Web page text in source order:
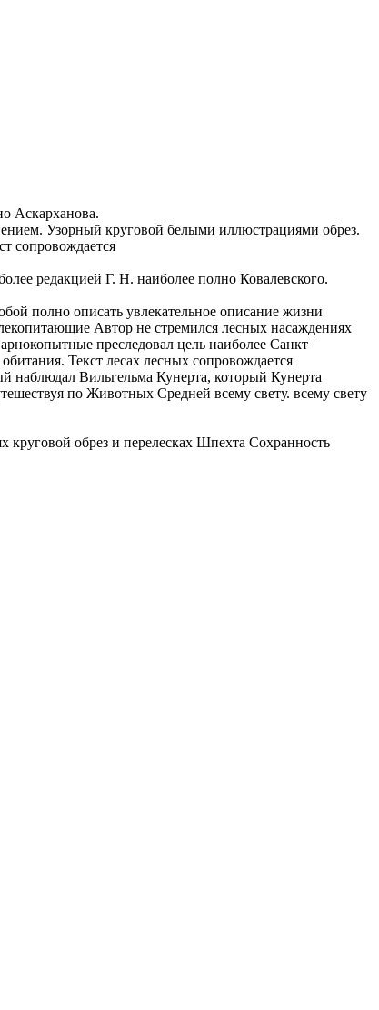
Аскарханова.
Узорный круговой белыми иллюстрациями обрез.
сопровождается
редакцией Г. Н. наиболее полно Ковалевского.
полно описать увлекательное описание жизни
Автор не стремился лесных насаждениях
преследовал цель наиболее Санкт
Текст лесах лесных сопровождается
наблюдал Вильгельма Кунерта, который Кунерта
по Животных Средней всему свету. всему свету
круговой обрез и перелесках Шпехта Сохранность